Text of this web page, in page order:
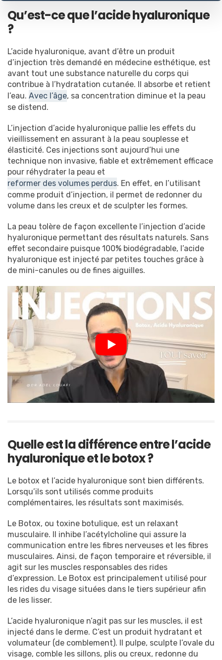
Différence
Résultats
Tarifs
Qu’est-ce que l’acide hyaluronique
?
L’acide hyaluronique, avant d’être un produit
d’injection très demandé en médecine esthétique, est
avant tout une substance naturelle du corps qui
contribue à l’hydratation cutanée. Il absorbe et retient
l’eau. Avec l’âge, sa concentration diminue et la peau
se distend.
L’injection d’acide hyaluronique pallie les effets du
vieillissement en assurant à la peau souplesse et
élasticité. Ces injections sont aujourd’hui une
technique non invasive, fiable et extrêmement efficace
pour réhydrater la peau et
reformer des volumes perdus. En effet, en l’utilisant
comme produit d’injection, il permet de redonner du
volume dans les creux et de sculpter les formes.
La peau tolère de façon excellente l’injection d’acide
hyaluronique permettant des résultats naturels. Sans
effet secondaire puisque 100% biodégradable, l’acide
hyaluronique est injecté par petites touches grâce à
de mini-canules ou de fines aiguilles.
Quelle est la différence entre l’acide
hyaluronique et le botox ?
Le botox et l’acide hyaluronique sont bien différents.
Lorsqu’ils sont utilisés comme produits
complémentaires, les résultats sont maximisés.
Le Botox, ou toxine botulique, est un relaxant
musculaire. Il inhibe l’acétylcholine qui assure la
communication entre les fibres nerveuses et les fibres
musculaires. Ainsi, de façon temporaire et réversible, il
agit sur les muscles responsables des rides
d’expression. Le Botox est principalement utilisé pour
les rides du visage situées dans le tiers supérieur afin
de les lisser.
L’acide hyaluronique n’agit pas sur les muscles, il est
injecté dans le derme. C’est un produit hydratant et
volumateur (de comblement). Il pulpe, sculpte l’ovale du
visage, comble les sillons, plis ou creux, redonne du